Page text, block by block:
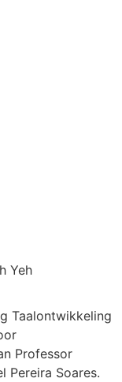
Yeh
Taalontwikkeling
Professor
Pereira Soares.